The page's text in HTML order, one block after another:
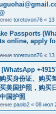
toretovon76 « 13
Passports
online, apply
toretovon76 « 13
[WhatsApp
买身份证、购买
美国护照，购买
国护照
paolo2 « 08 июл